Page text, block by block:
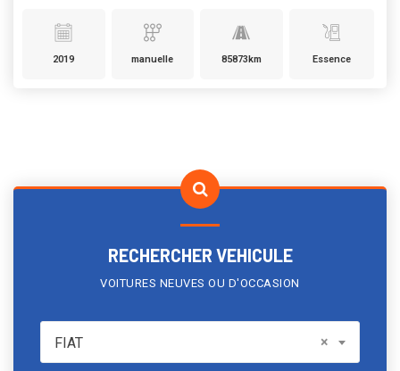
2019 manuelle 85873km Essence
RECHERCHER VEHICULE
VOITURES NEUVES OU D'OCCASION
×
FIAT